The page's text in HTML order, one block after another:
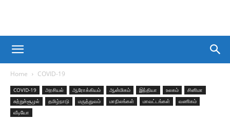
Home COVID-19
COVID-19 அரசியல் ஆரோக்கியம் ஆன்மிகம் இந்தியா உலகம்
சினிமா
சுற்றுச்சூழல்
தமிழ்நாடு மருத்துவம் மாநிலங்கள் மாவட்டங்கள்
வணிகம்
வீடியோ